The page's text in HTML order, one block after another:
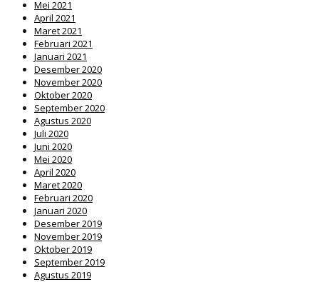
Mei 2021
April 2021
Maret 2021
Februari 2021
Januari 2021
Desember 2020
November 2020
Oktober 2020
September 2020
Agustus 2020
Juli 2020
Juni 2020
Mei 2020
April 2020
Maret 2020
Februari 2020
Januari 2020
Desember 2019
November 2019
Oktober 2019
September 2019
Agustus 2019